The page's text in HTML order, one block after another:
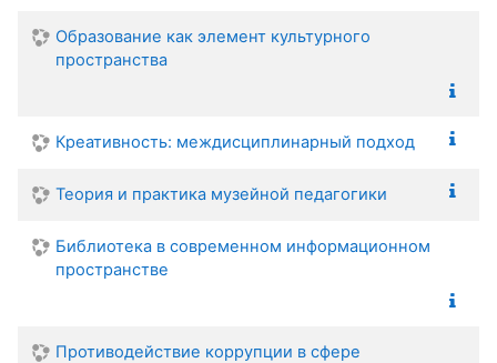
Образование как элемент культурного
пространства
Креативность: междисциплинарный подход
Теория и практика музейной педагогики
Библиотека в современном информационном
пространстве
Противодействие коррупции в сфере